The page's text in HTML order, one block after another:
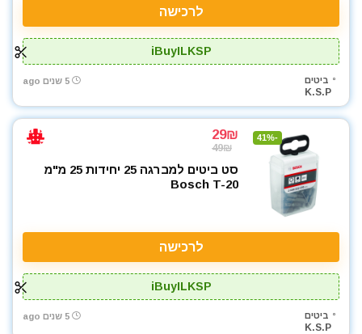
לרכישה
iBuyILKSP
ביטים
K.S.P
5 שנים ago
-41%
29₪
49₪
סט ביטים למברגה 25 יחידות 25 מ"מ
Bosch T-20
לרכישה
iBuyILKSP
ביטים
K.S.P
5 שנים ago